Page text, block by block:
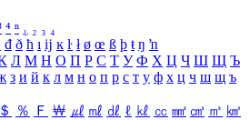
⁴ ⁿ ₁ ₂ ₃ ₄
đ ð ħ ı ĳ ĸ ŀ ł ø œ ß þ ŧ ŋ ŉ
Л М Н О П Р С Т У Ф Х Ц Ч Ш Щ Ъ
з и й к л м н о п р с т у ф х ц ч ш щ ъ
＄ ％ Ｆ ￦ ㎕ ㎖ ㎗ ℓ ㎘ ㏄ ㎣ ㎤ ㎥ ㎦